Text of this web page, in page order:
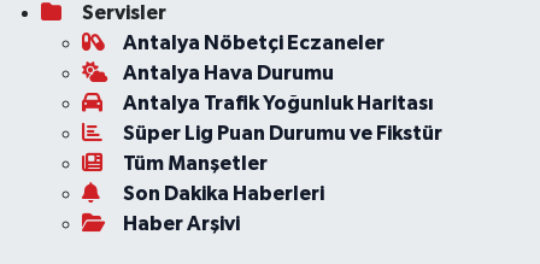
Servisler
Antalya Nöbetçi Eczaneler
Antalya Hava Durumu
Antalya Trafik Yoğunluk Haritası
Süper Lig Puan Durumu ve Fikstür
Tüm Manşetler
Son Dakika Haberleri
Haber Arşivi